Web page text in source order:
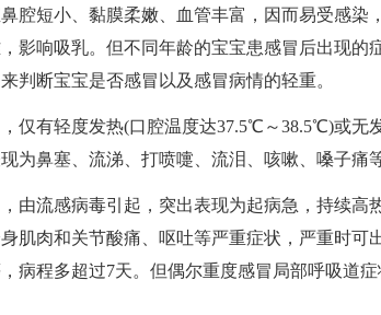
短小、黏膜柔嫩、血管丰富，因而易受感染
影响吸乳。但不同年龄的宝宝患感冒后出现的
判断宝宝是否感冒以及感冒病情的轻重。
有轻度发热(口腔温度达37.5℃～38.5℃)或无
为鼻塞、流涕、打喷嚏、流泪、咳嗽、嗓子痛等
流感病毒引起，突出表现为起病急，持续高
肌肉和关节酸痛、呕吐等严重症状，严重时可
病程多超过7天。但偶尔重度感冒局部呼吸道